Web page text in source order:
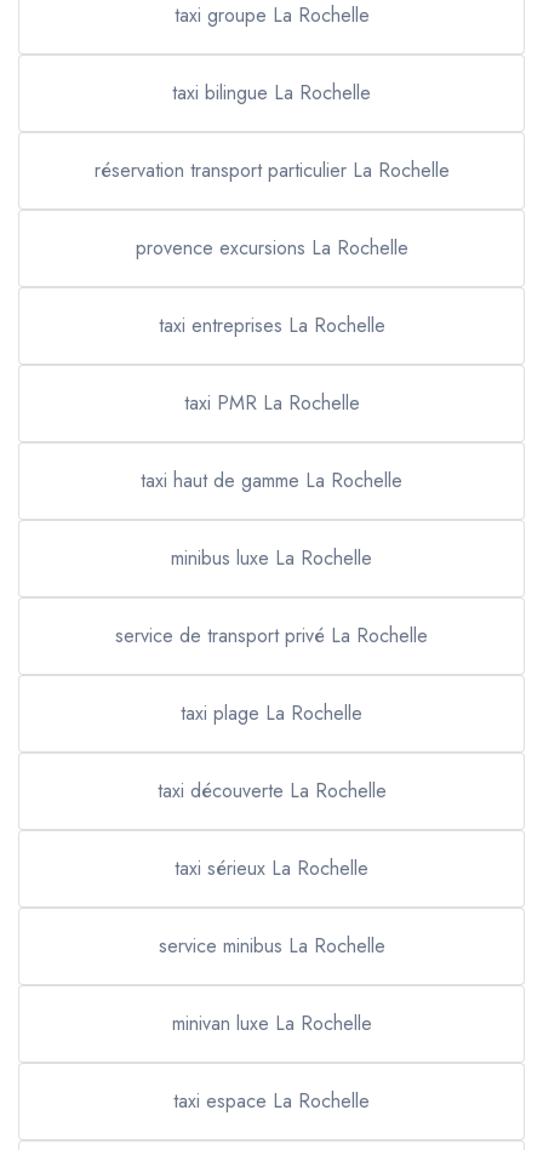
taxi groupe La Rochelle
taxi bilingue La Rochelle
réservation transport particulier La Rochelle
provence excursions La Rochelle
taxi entreprises La Rochelle
taxi PMR La Rochelle
taxi haut de gamme La Rochelle
minibus luxe La Rochelle
service de transport privé La Rochelle
taxi plage La Rochelle
taxi découverte La Rochelle
taxi sérieux La Rochelle
service minibus La Rochelle
minivan luxe La Rochelle
taxi espace La Rochelle